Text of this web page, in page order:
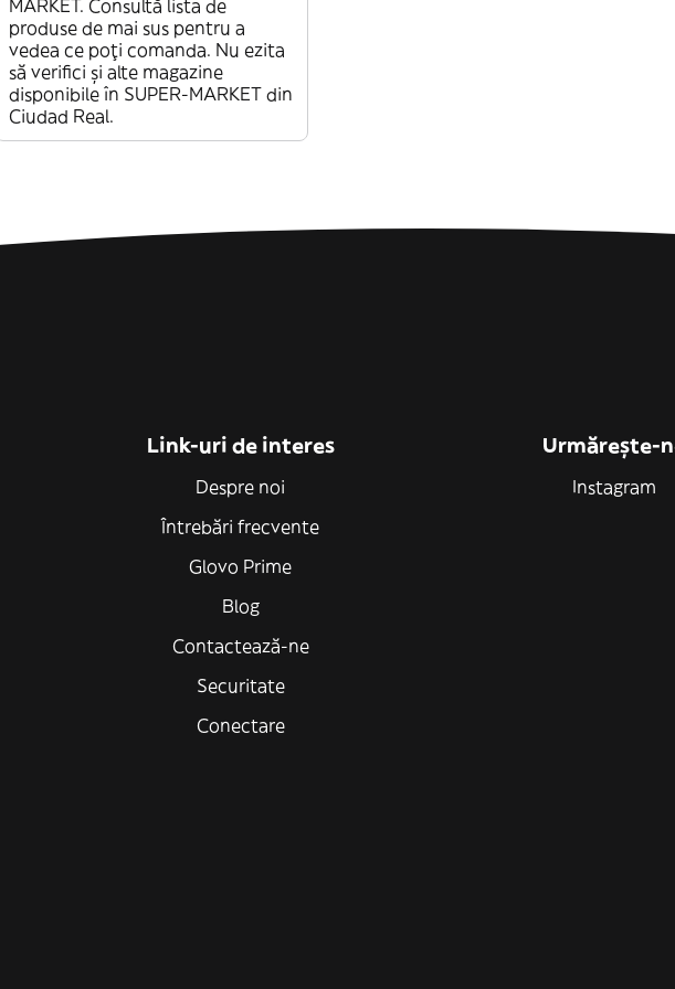
MARKET. Consultă lista de
produse de mai sus pentru a
vedea ce poți comanda. Nu ezita
să verifici și alte magazine
disponibile în SUPER-MARKET din
Ciudad Real.
Link-uri de interes
Despre noi
Întrebări frecvente
Glovo Prime
Blog
Contactează-ne
Securitate
Conectare
Urmărește-
Instagram